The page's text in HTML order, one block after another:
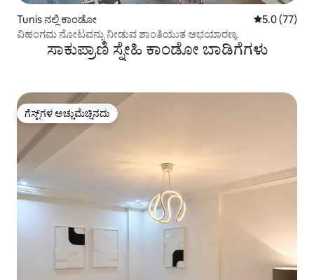
Tunis ನಲ್ಲಿ ಕಾಂಡೋ 5 ರಲ್ಲಿ 5.0
5.0 (77)
ವಿಹಂಗಮ ನೋಟವನ್ನು ನೀಡುವ ಶಾಂತಿಯುತ ಅಭಯಾರಣ್ಯ
ಸಾಕುಪ್ರಾಣಿ ಸ್ನೇಹಿ ಕಾಂಡೋ ಬಾಡಿಗೆಗಳು
ಗೆಸ್ಟ್‌ಗಳ ಅಚ್ಚುಮೆಚ್ಚಿನದು
ಗೆಸ್ಟ್‌ಗಳ ಅಚ್ಚುಮೆಚ್ಚಿನದು